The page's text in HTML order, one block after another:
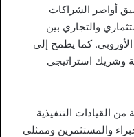
أواصر الشراكات
والتجاري بين
الأوروبي. كما يطمح إلى
وشريك استراتيجي
القيادات التنفيذية
والمستثمرين وممثلي